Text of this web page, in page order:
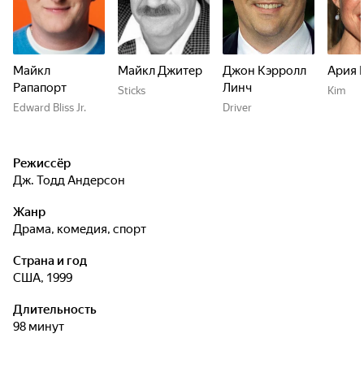
Майкл
Рапапорт
Edward Bliss Jr.
Майкл Джитер
Sticks
Джон Кэрролл
Линч
Driver
Ария
Kim
Режиссёр
Дж. Тодд Андерсон
Жанр
драма, комедия, спорт
Страна и год
США, 1999
Длительность
98 минут